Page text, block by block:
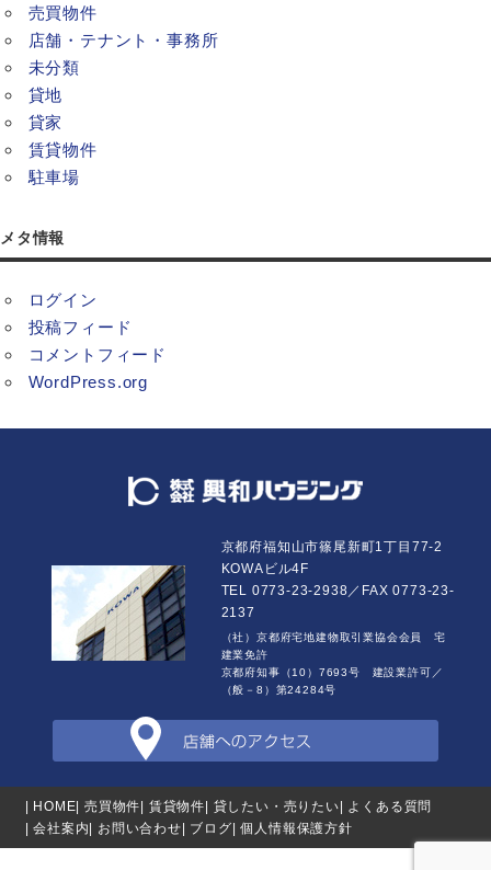
売買物件
店舗・テナント・事務所
未分類
貸地
貸家
賃貸物件
駐車場
メタ情報
ログイン
投稿フィード
コメントフィード
WordPress.org
京都府福知山市篠尾新町1丁目77-2
KOWAビル4F
TEL 0773-23-2938／FAX 0773-23-
2137
（社）京都府宅地建物取引業協会会員 宅
建業免許
京都府知事（10）7693号 建設業許可／
（般－8）第24284号
| HOME | 売買物件 | 賃貸物件 | 貸したい・売りたい | よくある質問
| 会社案内 | お問い合わせ | ブログ | 個人情報保護方針